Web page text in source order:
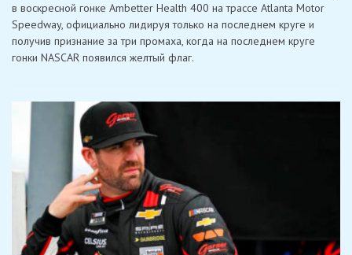
овертайме
выиграл
в
в воскресной гонке Ambetter Health 400 на трассе Atlanta Motor
Speedway, официально лидируя только на последнем круге и
получив признание за три промаха, когда на последнем круге
гонки NASCAR появился желтый флаг.